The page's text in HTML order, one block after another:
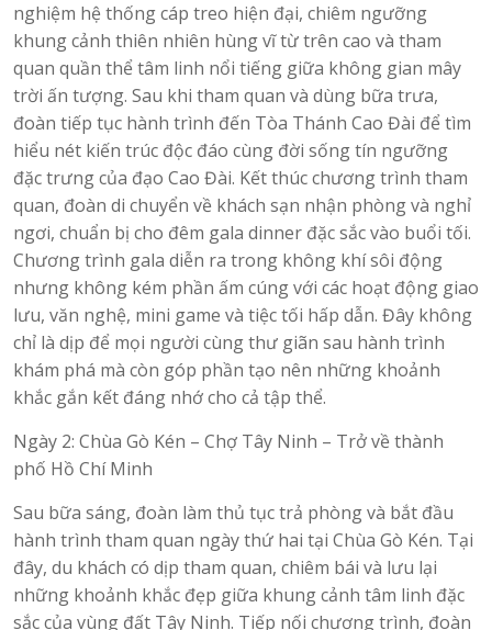
nghiệm hệ thống cáp treo hiện đại, chiêm ngưỡng
khung cảnh thiên nhiên hùng vĩ từ trên cao và tham
quan quần thể tâm linh nổi tiếng giữa không gian mây
trời ấn tượng. Sau khi tham quan và dùng bữa trưa,
đoàn tiếp tục hành trình đến Tòa Thánh Cao Đài để tìm
hiểu nét kiến trúc độc đáo cùng đời sống tín ngưỡng
đặc trưng của đạo Cao Đài. Kết thúc chương trình tham
quan, đoàn di chuyển về khách sạn nhận phòng và nghỉ
ngơi, chuẩn bị cho đêm gala dinner đặc sắc vào buổi tối.
Chương trình gala diễn ra trong không khí sôi động
nhưng không kém phần ấm cúng với các hoạt động giao
lưu, văn nghệ, mini game và tiệc tối hấp dẫn. Đây không
chỉ là dịp để mọi người cùng thư giãn sau hành trình
khám phá mà còn góp phần tạo nên những khoảnh
khắc gắn kết đáng nhớ cho cả tập thể.
Ngày 2: Chùa Gò Kén – Chợ Tây Ninh – Trở về thành
phố Hồ Chí Minh
Sau bữa sáng, đoàn làm thủ tục trả phòng và bắt đầu
hành trình tham quan ngày thứ hai tại Chùa Gò Kén. Tại
đây, du khách có dịp tham quan, chiêm bái và lưu lại
những khoảnh khắc đẹp giữa khung cảnh tâm linh đặc
sắc của vùng đất Tây Ninh. Tiếp nối chương trình, đoàn